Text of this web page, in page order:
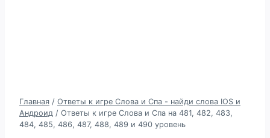
Главная / Ответы к игре Слова и Спа - найди слова IOS и
Андроид / Ответы к игре Слова и Спа на 481, 482, 483,
484, 485, 486, 487, 488, 489 и 490 уровень